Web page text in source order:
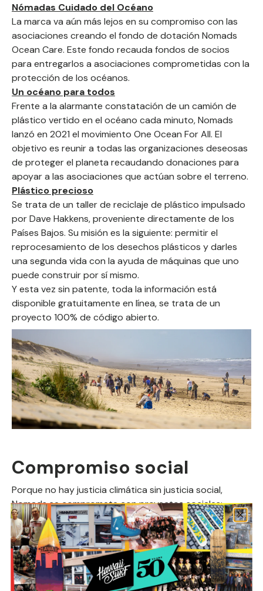
Nómadas Cuidado del Océano
La marca va aún más lejos en su compromiso con las
asociaciones creando el fondo de dotación Nomads
Ocean Care. Este fondo recauda fondos de socios
para entregarlos a asociaciones comprometidas con la
protección de los océanos.
Un océano para todos
Frente a la alarmante constatación de un camión de
plástico vertido en el océano cada minuto, Nomads
lanzó en 2021 el movimiento One Ocean For All. El
objetivo es reunir a todas las organizaciones deseosas
de proteger el planeta recaudando donaciones para
apoyar a las asociaciones que actúan sobre el terreno.
Plástico precioso
Se trata de un taller de reciclaje de plástico impulsado
por Dave Hakkens, proveniente directamente de los
Países Bajos. Su misión es la siguiente: permitir el
reprocesamiento de los desechos plásticos y darles
una segunda vida con la ayuda de máquinas que uno
puede construir por sí mismo.
Y esta vez sin patente, toda la información está
disponible gratuitamente en línea, se trata de un
proyecto 100% de código abierto.
Compromiso social
Porque no hay justicia climática sin justicia social,
Nomads se compromete con proyectos sociales:
Coucou Petite Méduse:Un grupo de surfistas
bretones que realizan viajes de surf a lugares
remotos de forma autónoma, mientras
sensibilizan a los niños sobre el surf y ofrecen a